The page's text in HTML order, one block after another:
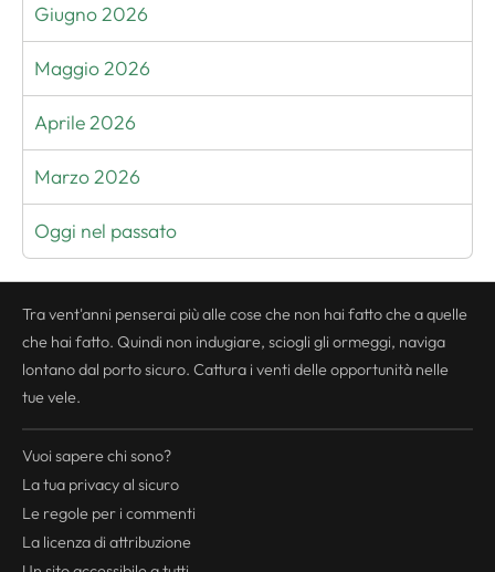
Giugno 2026
Maggio 2026
Aprile 2026
Marzo 2026
Oggi nel passato
Tra vent'anni penserai più alle cose che non hai fatto che a quelle
che hai fatto. Quindi non indugiare, sciogli gli ormeggi, naviga
lontano dal porto sicuro. Cattura i venti delle opportunità nelle
tue vele.
Vuoi sapere chi sono?
La tua privacyal sicuro
Le regole per i commenti
La licenza di attribuzione